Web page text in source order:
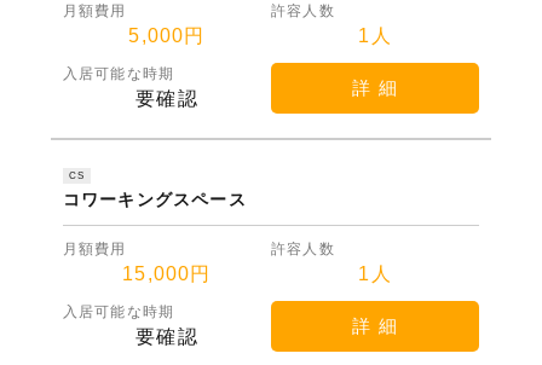
月額費用
5,000円
許容人数
1人
入居可能な時期
要確認
詳 細
CS
コワーキングスペース
月額費用
15,000円
許容人数
1人
入居可能な時期
要確認
詳 細